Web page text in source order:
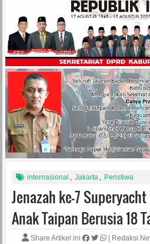
internasional , Jakarta , Peristiwa
Jenazah ke-7
Anak Taipan Berusia 18
Share Artikel ini Redaksi